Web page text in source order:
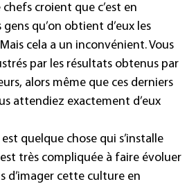
croient que c’est en
qu’on obtient d’eux les
cela a un inconvénient. Vous
par les résultats obtenus par
alors même que ces derniers
attendiez exactement d’eux
quelque chose qui s’installe
très compliquée à faire évoluer
d’imager cette culture en